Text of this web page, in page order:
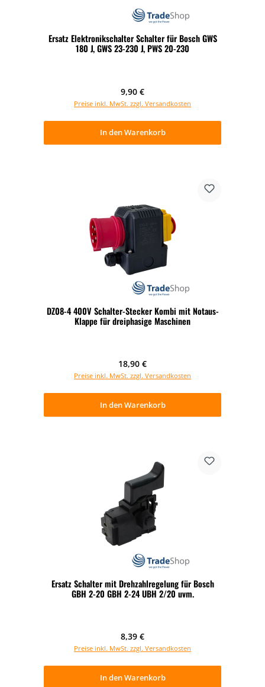
Ersatz Elektronikschalter Schalter für Bosch GWS
180 J, GWS 23-230 J, PWS 20-230
Regulärer Preis:
9,90 €
Preise inkl. MwSt. zzgl. Versandkosten
In den Warenkorb
DZ08-4 400V Schalter-Stecker Kombi mit Notaus-
Klappe für dreiphasige Maschinen
Regulärer Preis:
18,90 €
Preise inkl. MwSt. zzgl. Versandkosten
In den Warenkorb
Ersatz Schalter mit Drehzahlregelung für Bosch
GBH 2-20 GBH 2-24 UBH 2/20 uvm.
Regulärer Preis:
8,39 €
Preise inkl. MwSt. zzgl. Versandkosten
In den Warenkorb